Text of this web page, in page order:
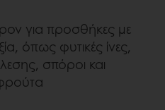
για προσθήκες με
όπως φυτικές ίνες,
σπόροι και